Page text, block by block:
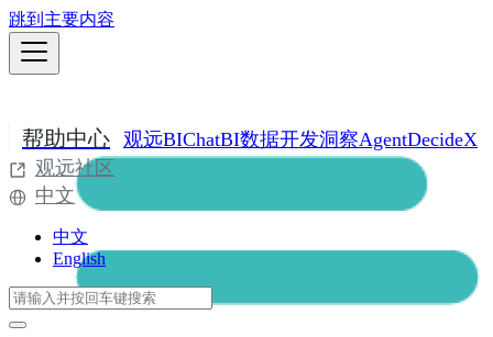
跳到主要内容
帮助中心 观远BIChatBI数据开发洞察AgentDecideX
观远社区
中文
中文
English